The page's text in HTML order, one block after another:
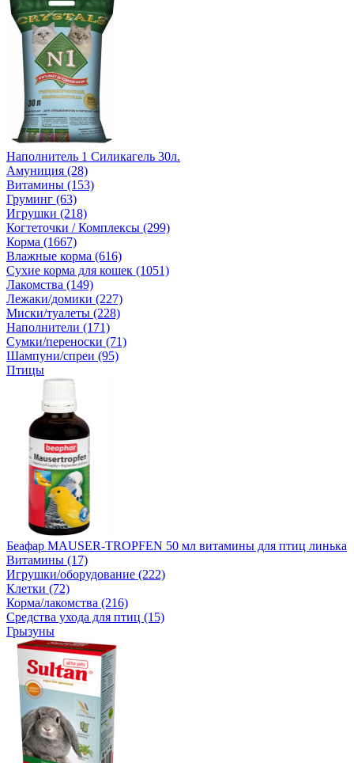
Наполнитель 1 Силикагель 30л.
Амуниция (28)
Витамины (153)
Груминг (63)
Игрушки (218)
Когтеточки / Комплексы (299)
Корма (1667)
Влажные корма (616)
Сухие корма для кошек (1051)
Лакомства (149)
Лежаки/домики (227)
Миски/туалеты (228)
Наполнители (171)
Сумки/переноски (71)
Шампуни/спреи (95)
Птицы
Беафар MAUSER-TROPFEN 50 мл витамины для птиц линька
Витамины (17)
Игрушки/оборудование (222)
Клетки (72)
Корма/лакомства (216)
Средства ухода для птиц (15)
Грызуны